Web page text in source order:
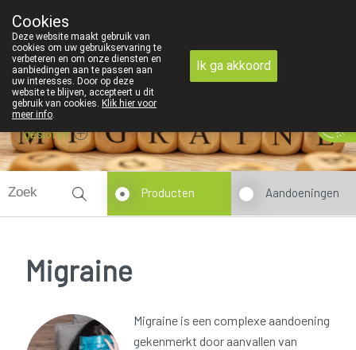
gesloten
Producten Aandoeningen
Migraine
Migraine is een complexe aandoening
gekenmerkt door aanvallen van
Cookies
Deze website maakt gebruik van
cookies om uw gebruikservaring te
verbeteren en om onze diensten en
aanbiedingen aan te passen aan
uw interesses. Door op deze
website te blijven, accepteert u dit
gebruik van cookies. Klik hier voor
meer info.
Ik ga akkoord